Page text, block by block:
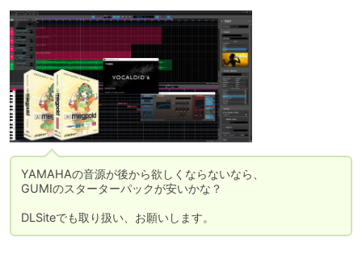
YAMAHAの音源が後から欲しくならないなら、
GUMIのスターターパックが安いかな？
DLSiteでも取り扱い、お願いします。